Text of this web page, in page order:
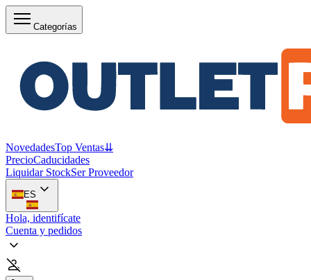
Categorías
NovedadesTop Ventas⇊
PrecioCaducidades
Liquidar StockSer Proveedor
ES
Hola, identifícate
Cuenta y pedidos